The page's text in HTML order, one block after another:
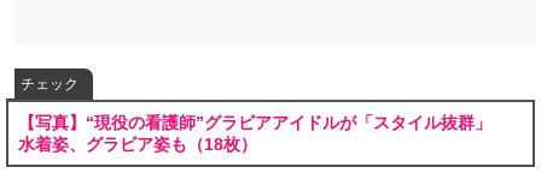
チェック
【写真】“現役の看護師”グラビアアイドルが「スタイル抜群」
水着姿、グラビア姿も（18枚）